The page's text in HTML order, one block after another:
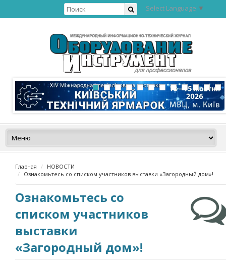
Select Language ▼
Главная
НОВОСТИ
Ознакомьтесь со списком участников выставки «Загородный дом»!
Ознакомьтесь со
списком участников
выставки
«Загородный дом»!